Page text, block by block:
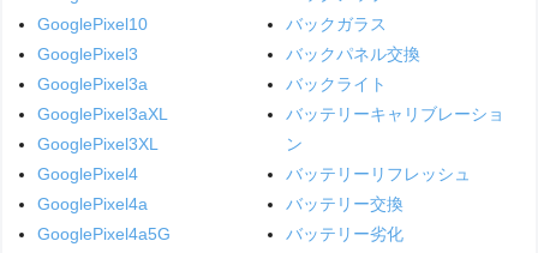
GooglePixel10
GooglePixel3
GooglePixel3a
GooglePixel3aXL
GooglePixel3XL
GooglePixel4
GooglePixel4a
GooglePixel4a5G
バックガラス
バックパネル交換
バックライト
バッテリーキャリブレーショ
ン
バッテリーリフレッシュ
バッテリー交換
バッテリー劣化